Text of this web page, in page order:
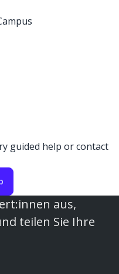
guided help or contact
aus,
teilen Sie Ihre